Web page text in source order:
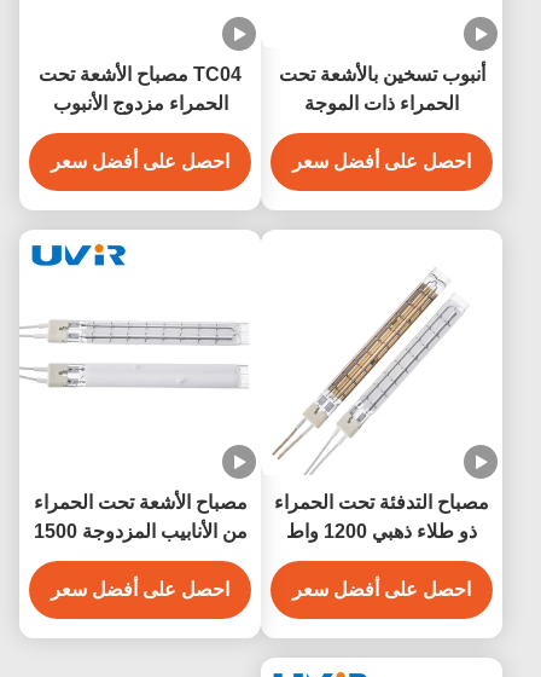
أنبوب تسخين بالأشعة تحت
الحمراء ذات الموجة
القصيرة الذهبية بقدرة 3500
واط لمعدات التجفيف
احصل على أفضل سعر
TC04 مصباح الأشعة تحت
الحمراء مزدوج الأنبوب
المغطى بالذهب 450W
230V
احصل على أفضل سعر
مصباح التدفئة تحت الحمراء
ذو طلاء ذهبي 1200 واط
احصل على أفضل سعر
مصباح الأشعة تحت الحمراء
من الأنابيب المزدوجة 1500
واط Nichrome 230V
White Coating
احصل على أفضل سعر